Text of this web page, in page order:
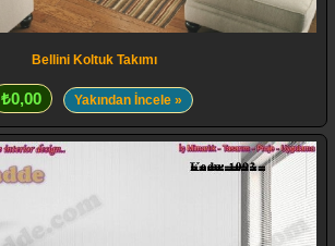
Bellini Koltuk Takımı
₺0,00 Yakından İncele »